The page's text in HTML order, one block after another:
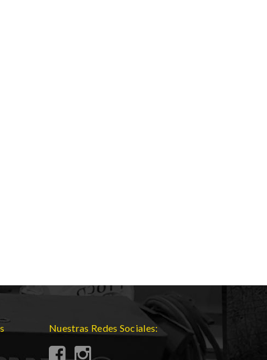
Nuestras Redes Sociales: